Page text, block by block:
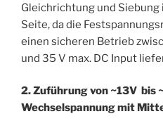
Gleichrichtung und
Seite, da die
einen sicheren Betrieb
und 35 V max. DC Input
2. Zuführung von ~13V bis
Wechselspannung mit